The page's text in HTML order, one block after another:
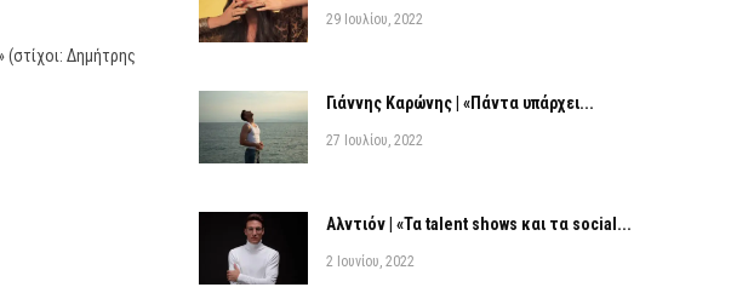
(στίχοι: Δημήτρης
29 Ιουλίου, 2022
Γιάννης Καρώνης | «Πάντα υπάρχει...
27 Ιουλίου, 2022
Αλντιόν | «Τα talent shows και τα social...
2 Ιουνίου, 2022